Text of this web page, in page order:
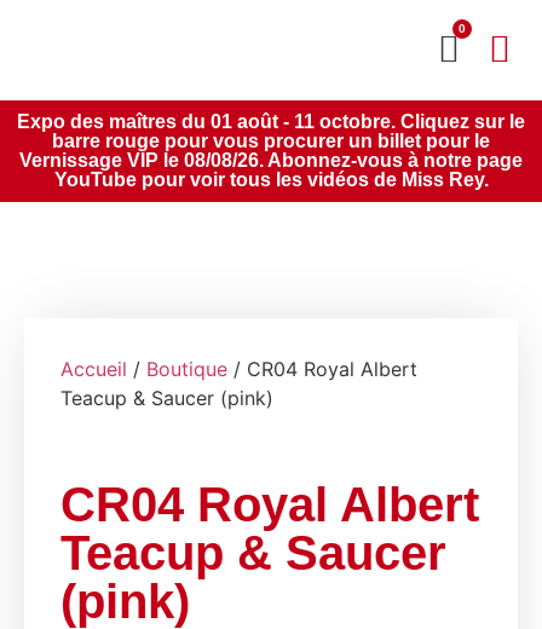
0
Expo des maîtres du 01 août - 11 octobre. Cliquez sur le
barre rouge pour vous procurer un billet pour le
Vernissage VIP le 08/08/26. Abonnez-vous à notre page
YouTube pour voir tous les vidéos de Miss Rey.
Accueil / Boutique / CR04 Royal Albert
Teacup & Saucer (pink)
CR04 Royal Albert
Teacup & Saucer
(pink)